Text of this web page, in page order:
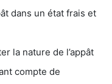
dans un état frais et
la nature de l’appât
compte de